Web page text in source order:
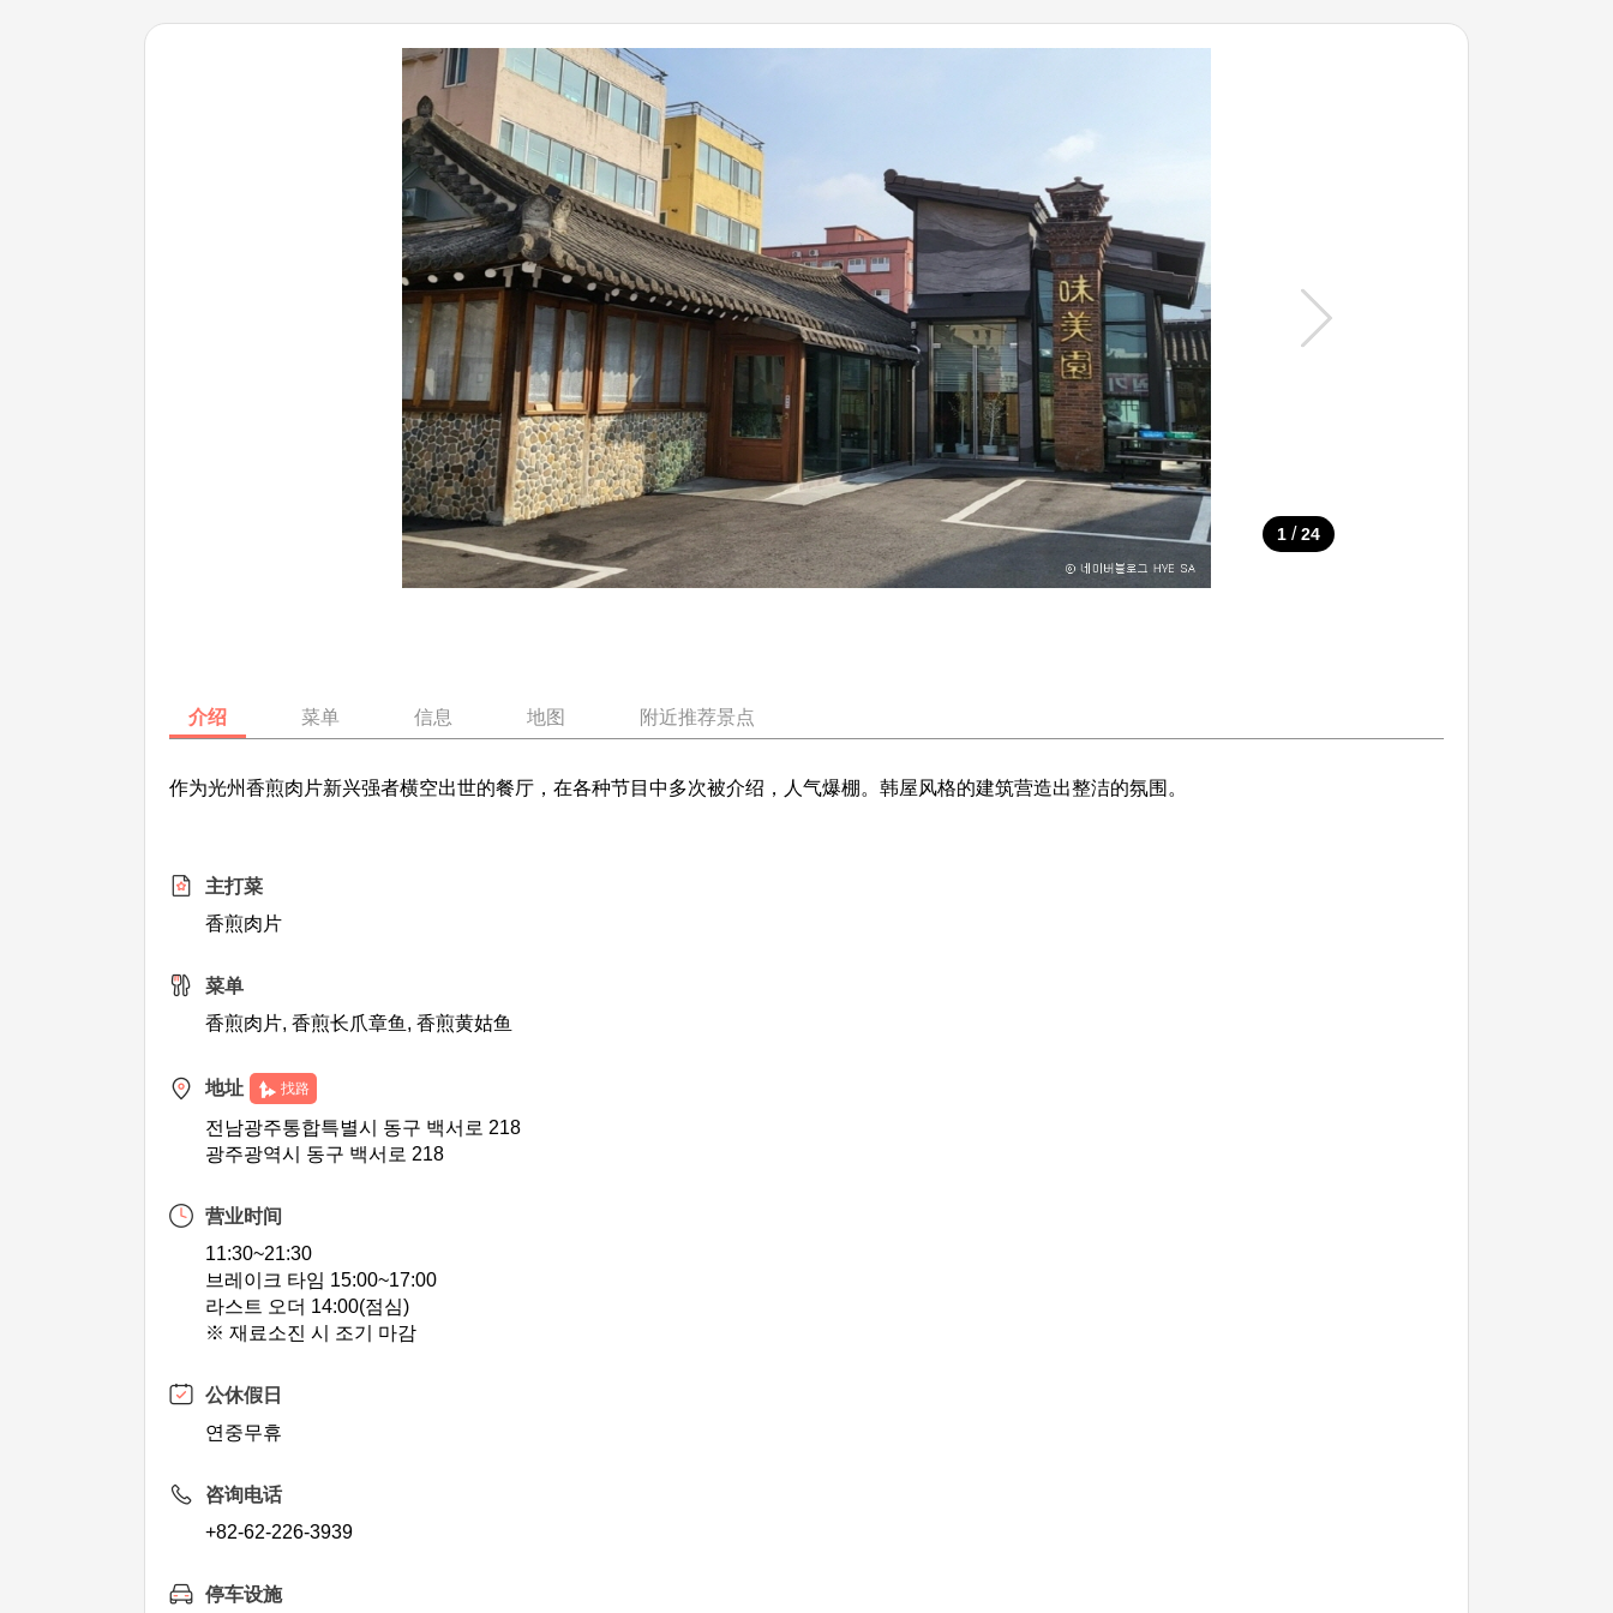
1 / 24
介绍 菜单 信息 地图 附近推荐景点
作为光州香煎肉片新兴强者横空出世的餐厅，在各种节目中多次被介绍，人气爆棚。韩屋风格的建筑营造出整洁的氛围。
主打菜
香煎肉片
菜单
香煎肉片, 香煎长爪章鱼, 香煎黄姑鱼
地址 找路
전남광주통합특별시 동구 백서로 218
광주광역시 동구 백서로 218
营业时间
11:30~21:30
브레이크 타임 15:00~17:00
라스트 오더 14:00(점심)
※ 재료소진 시 조기 마감
公休假日
연중무휴
咨询电话
+82-62-226-3939
停车设施